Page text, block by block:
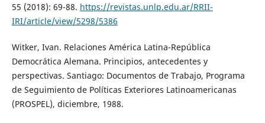
55 (2018): 69-88. https://revistas.unlp.edu.ar/RRII-
IRI/article/view/5298/5386
Witker, Ivan. Relaciones América Latina-República
Democrática Alemana. Principios, antecedentes y
perspectivas. Santiago: Documentos de Trabajo, Programa
de Seguimiento de Políticas Exteriores Latinoamericanas
(PROSPEL), diciembre, 1988.